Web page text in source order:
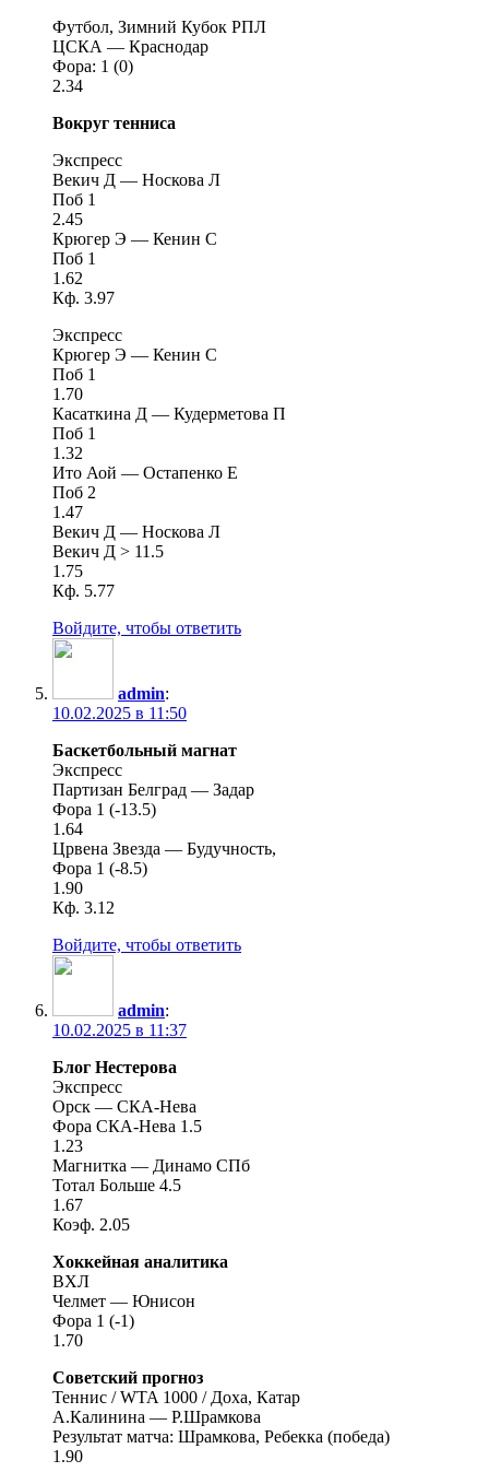
Футбол, Зимний Кубок РПЛ
ЦСКА — Краснодар
Фора: 1 (0)
2.34
Вокруг тенниса
Экспресс
Векич Д — Носкова Л
Поб 1
2.45
Крюгер Э — Кенин С
Поб 1
1.62
Кф. 3.97
Экспресс
Крюгер Э — Кенин С
Поб 1
1.70
Касаткина Д — Кудерметова П
Поб 1
1.32
Ито Аой — Остапенко Е
Поб 2
1.47
Векич Д — Носкова Л
Векич Д > 11.5
1.75
Кф. 5.77
Войдите, чтобы ответить
admin:
10.02.2025 в 11:50
Баскетбольный магнат
Экспресс
Партизан Белград — Задар
Фора 1 (-13.5)
1.64
Црвена Звезда — Будучность,
Фора 1 (-8.5)
1.90
Кф. 3.12
Войдите, чтобы ответить
admin:
10.02.2025 в 11:37
Блог Нестерова
Экспресс
Орск — СКА-Нева
Фора СКА-Нева 1.5
1.23
Магнитка — Динамо СПб
Тотал Больше 4.5
1.67
Коэф. 2.05
Хоккейная аналитика
ВХЛ
Челмет — Юнисон
Фора 1 (-1)
1.70
Советский прогноз
Теннис / WTA 1000 / Доха, Катар
A.Калинина — Р.Шрамкова
Результат матча: Шрамкова, Ребекка (победа)
1.90